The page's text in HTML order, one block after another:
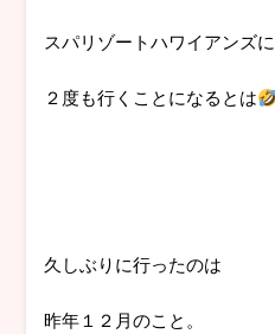
スパリゾートハワイアンズに
２度も行くことになるとは
久しぶりに行ったのは
昨年１２月のこと。